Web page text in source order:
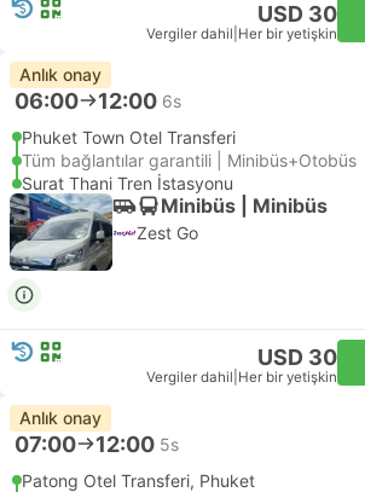
USD 30
Vergiler dahil Her bir yetişkin
Anlık onay
06:00 12:00 6s
Phuket Town Otel Transferi
Tüm bağlantılar garantili | Minibüs+Otobüs
Surat Thani Tren İstasyonu
Minibüs | Minibüs
Zest Go
USD 30
Vergiler dahil Her bir yetişkin
Anlık onay
07:00 12:00 5s
Patong Otel Transferi, Phuket